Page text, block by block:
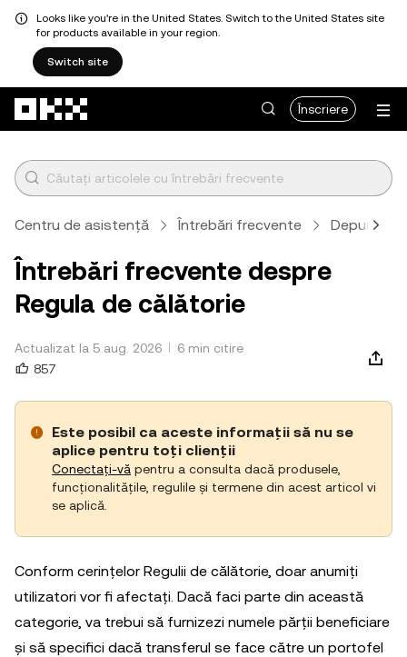
Looks like you're in the United States. Switch to the United States site
for products available in your region.
Switch site
Înscriere
Centru de asistență Întrebări frecvente Depunere
Întrebări frecvente despre
Regula de călătorie
Actualizat la 5 aug. 2026
6 min citire
857
Este posibil ca aceste informații să nu se
aplice pentru toți clienții
Conectați-vă pentru a consulta dacă produsele,
funcționalitățile, regulile și termene din acest articol vi
se aplică.
Conform cerințelor Regulii de călătorie, doar anumiți
utilizatori vor fi afectați. Dacă faci parte din această
categorie, va trebui să furnizezi numele părții beneficiare
și să specifici dacă transferul se face către un portofel